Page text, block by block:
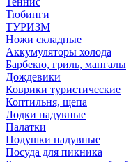
Тюбинги
ТУРИЗМ
Ножи складные
Аккумуляторы холода
Барбекю, гриль, мангалы
Дождевики
Коврики туристические
Коптильня, щепа
Лодки надувные
Палатки
Подушки надувные
Посуда для пикника